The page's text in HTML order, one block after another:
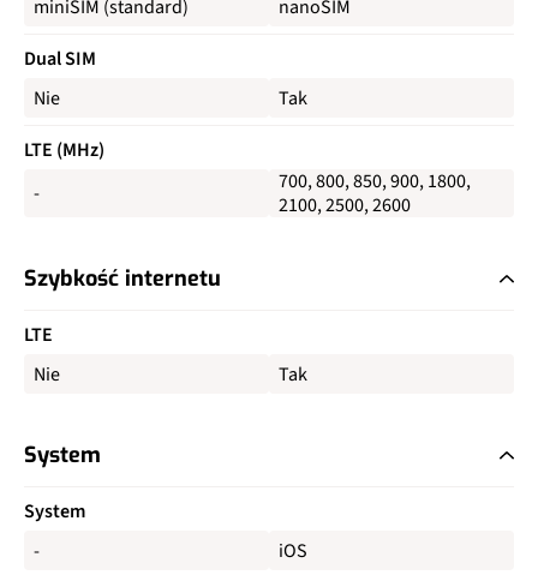
miniSIM (standard)
nanoSIM
Dual SIM
Nie
Tak
LTE (MHz)
-
700, 800, 850, 900, 1800,
2100, 2500, 2600
Szybkość internetu
LTE
Nie
Tak
System
System
-
iOS